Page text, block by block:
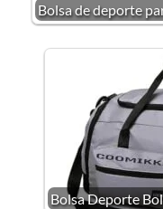
Bolsa de deporte
Bolsa Deporte